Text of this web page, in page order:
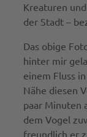
Kreaturen
der Stadt –
Das obige
hinter mir
einem Fluss
Nähe diesen
paar Minuten
dem Vogel
freundlich er